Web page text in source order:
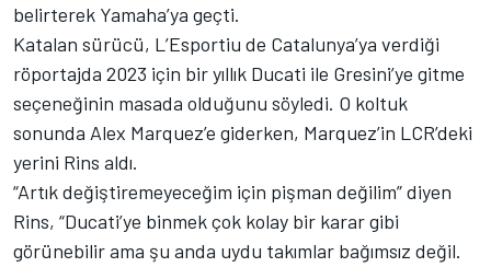
belirterek Yamaha’ya geçti.
Katalan sürücü, L’Esportiu de Catalunya’ya verdiği
röportajda 2023 için bir yıllık Ducati ile Gresini’ye gitme
seçeneğinin masada olduğunu söyledi. O koltuk
sonunda Alex Marquez’e giderken, Marquez’in LCR’deki
yerini Rins aldı.
“Artık değiştiremeyeceğim için pişman değilim” diyen
Rins, “Ducati’ye binmek çok kolay bir karar gibi
görünebilir ama şu anda uydu takımlar bağımsız değil.